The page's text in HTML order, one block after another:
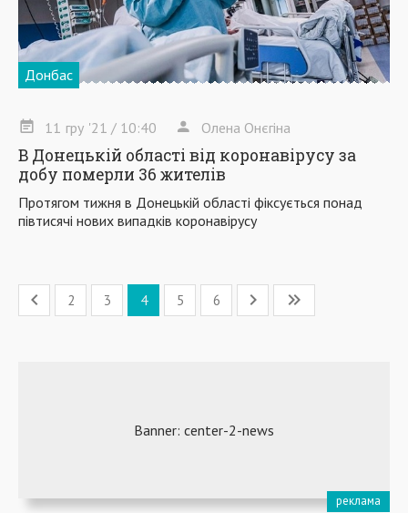
Донбас
11 гру '21 / 10:40 Олена Онєгіна
В Донецькій області від коронавірусу за
добу померли 36 жителів
Протягом тижня в Донецькій області фіксується понад
півтисячі нових випадків коронавірусу
2 3 4 5 6